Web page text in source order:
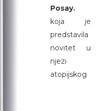
Posay.
koja je
predstavila
novitet u
njezi
atopijskog